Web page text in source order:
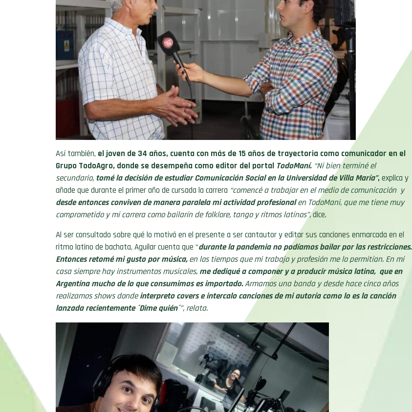
Así también, el joven de 34 años, cuenta con más de 15 años de trayectoria como comunicador en el
Grupo TodoAgro, donde se desempeña como editor del portal TodoManí. “Ni bien terminé el
secundario, tomé la decisión de estudiar Comunicación Social en la Universidad de Villa María”, explica y
añade que durante el primer año de cursada la carrera “comencé a trabajar en el medio de comunicación y
desde entonces conviven de manera paralela mi actividad profesionalen TodoMani, que me tiene muy
comprometido y mi carrera como bailarín de folklore, tango y ritmos latinos”,dice.
Al ser consultado sobre qué lo motivó en el presente a ser cantautor y editar sus canciones enmarcada en el
ritmo latino de bachata, Aguilar cuenta que “durante la pandemia no podíamos bailar por las restricciones.
Entonces retomé mi gusto por música, en los tiempos que mi trabajo y profesión me lo permitían. En mi
casa siempre hay instrumentos musicales, me dediqué a componer y a producir música latina, que en
Argentina mucho de lo que consumimos es importado.Armamos una banda y desde hace cinco años
realizamos shows dondeinterpreto covers e intercalo canciones de mi autoría como lo es la canción
lanzada recientemente ´Dime quién´”, relata.